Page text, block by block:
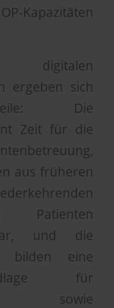
Kapazitäten
ergeben sich
Die
Zeit für die
aus früheren
Patienten
und die
bilden eine
für
sowie